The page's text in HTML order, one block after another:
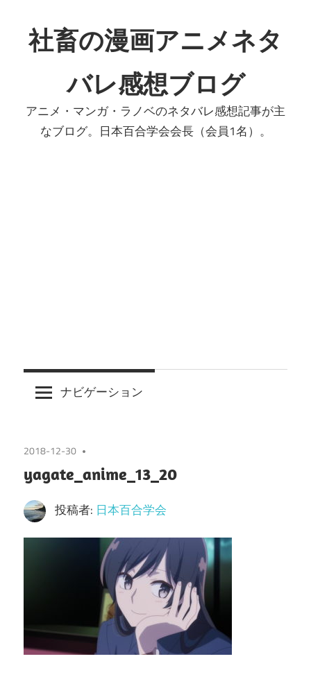
ン
テ
へ
社畜の漫画アニメネタ
バレ感想ブログ
アニメ・マンガ・ラノベのネタバレ感想記事が主
なブログ。日本百合学会会長（会員1名）。
ナビゲーション
2018-12-30
yagate_anime_13_20
投稿者: 日本百合学会